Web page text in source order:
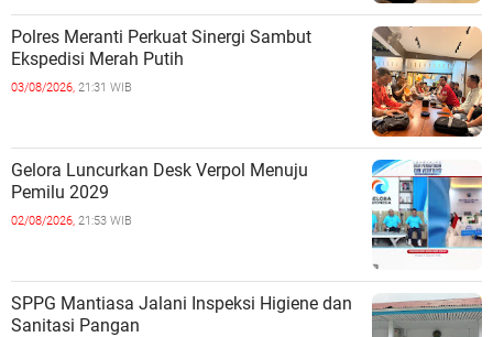
Polres Meranti Perkuat Sinergi Sambut
Ekspedisi Merah Putih
03/08/2026, 21:31 WIB
Gelora Luncurkan Desk Verpol Menuju
Pemilu 2029
02/08/2026, 21:53 WIB
SPPG Mantiasa Jalani Inspeksi Higiene dan
Sanitasi Pangan